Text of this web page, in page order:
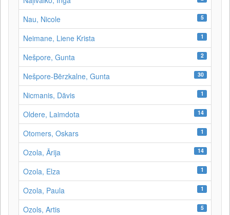
Nau, Nicole 5
Neimane, Liene Krista 1
Nešpore, Gunta 2
Nešpore-Bērzkalne, Gunta 30
Nicmanis, Dāvis 1
Oldere, Laimdota 14
Otomers, Oskars 1
Ozola, Ārija 14
Ozola, Elza 1
Ozola, Paula 1
Ozols, Artis 5